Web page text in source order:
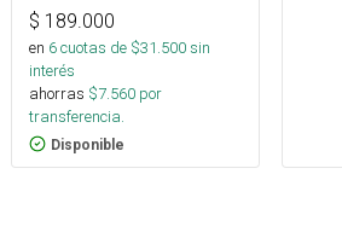
$ 189.000
en 6cuotas de $31.500sin
interés
ahorras $7.560 por
transferencia.
Disponible